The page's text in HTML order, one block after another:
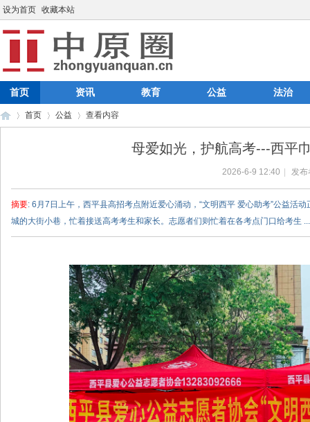
设为首页 收藏本站
首页 资讯 教育 公益 法治
首页 公益 查看内容
母爱如光，护航高考---西平
2026-6-9 12:40 发
摘要: 6月7日上午，西平县高招考点附近爱心涌动，“文明西平 爱心助考”公益活
城的大街小巷，忙着接送高考考生和家长。志愿者们则忙着在各考点门口给考生 ...